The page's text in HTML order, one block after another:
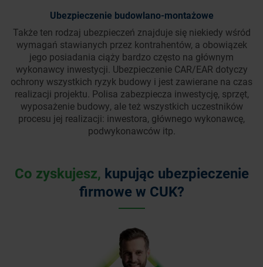
Ubezpieczenie budowlano-montażowe
Także ten rodzaj ubezpieczeń znajduje się niekiedy wśród
wymagań stawianych przez kontrahentów, a obowiązek
jego posiadania ciąży bardzo często na głównym
wykonawcy inwestycji. Ubezpieczenie CAR/EAR dotyczy
ochrony wszystkich ryzyk budowy i jest zawierane na czas
realizacji projektu. Polisa zabezpiecza inwestycję, sprzęt,
wyposażenie budowy, ale też wszystkich uczestników
procesu jej realizacji: inwestora, głównego wykonawcę,
podwykonawców itp.
Co zyskujesz, kupując ubezpieczenie
firmowe w CUK?